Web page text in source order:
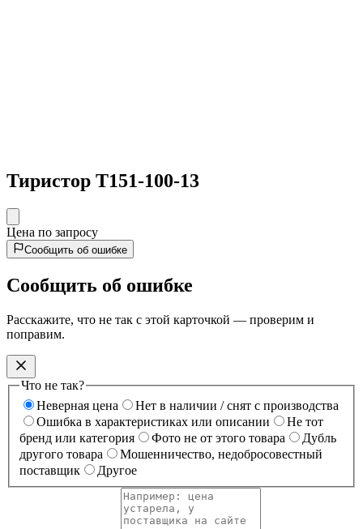
Тиристор Т151-100-13
Цена по запросу
Сообщить об ошибке
Сообщить об ошибке
Расскажите, что не так с этой карточкой — проверим и
поправим.
Что не так?
Неверная цена
Нет в наличии / снят с производства
Ошибка в характеристиках или описании
Не тот
бренд или категория
Фото не от этого товара
Дубль
другого товара
Мошенничество, недобросовестный
поставщик
Другое